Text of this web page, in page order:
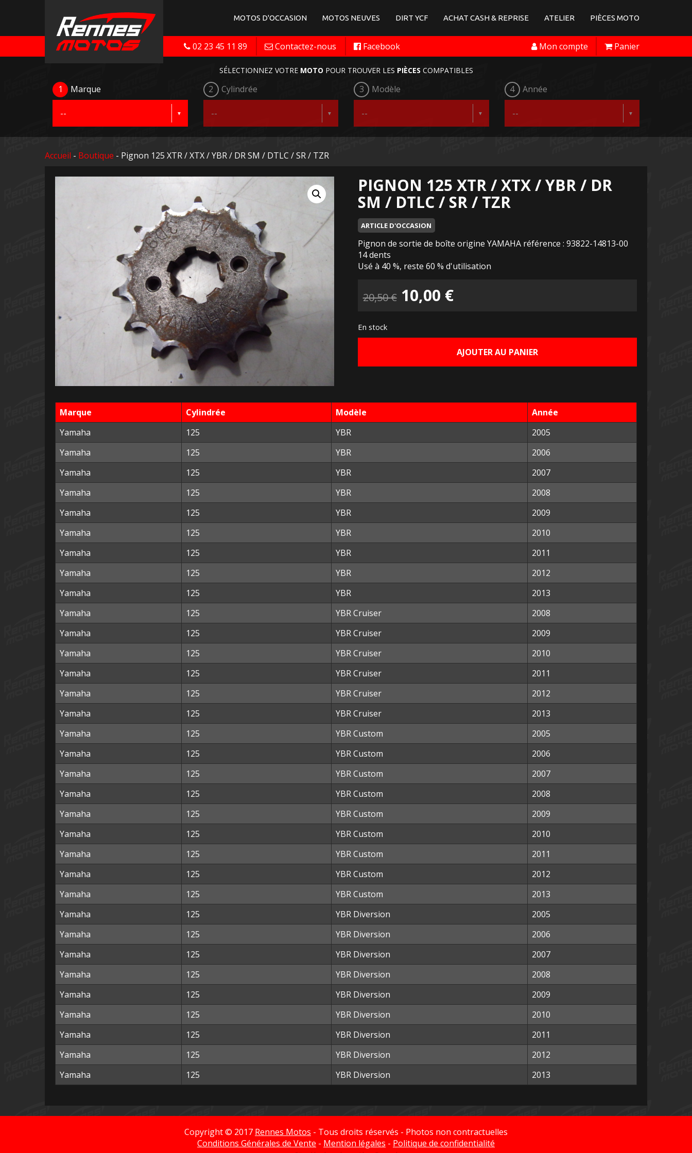
MOTOS D'OCCASION MOTOS NEUVES DIRT YCF ACHAT CASH & REPRISE ATELIER PIÈCES MOTO
02 23 45 11 89 Contactez-nous Facebook Panier
Mon compte
SÉLECTIONNEZ VOTRE MOTO POUR TROUVER LES PIÈCES COMPATIBLES
1 Marque 2 Cylindrée 3 Modèle 4 Année
Accueil - Boutique - Pignon 125 XTR / XTX / YBR / DR SM / DTLC / SR / TZR
PIGNON 125 XTR / XTX / YBR / DR
SM / DTLC / SR / TZR
ARTICLE D'OCCASION
Pignon de sortie de boîte origine YAMAHA référence : 93822-14813-00
14 dents
Usé à 40 %, reste 60 % d'utilisation
20,50€ Le
initial
10,00 €Le
actuel
est :
En stock
AJOUTER AU PANIER
Marque Cylindrée Modèle
Année
Yamaha
125 YBR
2005
Yamaha
125 YBR
2006
Yamaha
125 YBR
2007
Yamaha
125 YBR
2008
Yamaha
125 YBR
2009
Yamaha
125 YBR
2010
Yamaha
125 YBR
2011
Yamaha
125 YBR
2012
Yamaha
125 YBR
2013
Yamaha
125 YBR Cruiser
2008
Yamaha
125 YBR Cruiser
2009
Yamaha
125 YBR Cruiser
2010
Yamaha
125 YBR Cruiser
2011
Yamaha
125 YBR Cruiser
2012
Yamaha
125 YBR Cruiser
2013
Yamaha
125 YBR Custom
2005
Yamaha
125 YBR Custom
2006
Yamaha
125 YBR Custom
2007
Yamaha
125 YBR Custom
2008
Yamaha
125 YBR Custom
2009
Yamaha
125 YBR Custom
2010
Yamaha
125 YBR Custom
2011
Yamaha
125 YBR Custom
2012
Yamaha
125 YBR Custom
2013
Yamaha
125 YBR Diversion
2005
Yamaha
125 YBR Diversion
2006
Yamaha
125 YBR Diversion
2007
Yamaha
125 YBR Diversion
2008
Yamaha
125 YBR Diversion
2009
Yamaha
125 YBR Diversion
2010
Yamaha
125 YBR Diversion
2011
Yamaha
125 YBR Diversion
2012
Yamaha
125 YBR Diversion 2013
Copyright © 2017 Rennes Motos - Tous droits réservés - Photos non contractuelles
Conditions Générales de Vente - Mention légales - Politique de confidentialité